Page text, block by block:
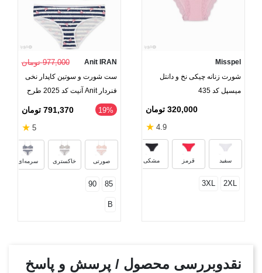
Misspel
شورت زنانه چیکی نخ و دانتل
میسپل کد 435
320,000 تومان
4.9
★
سفید قرمز مشکی
صورتی روشن ارغوانی
2XL
3XL
Anit IRAN 977,000 تومان
ست شورت و سوتین کاپدار نخی
فنردار Anit آنیت کد 2025 طرح
خرگوش و ستاره
‎19% 791,370 تومان
5
★
صورتی خاکستری سرمه‌ای
85
90
B
نقدوبررسی محصول / پرسش و پاسخ